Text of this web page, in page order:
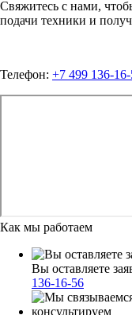
Свяжитесь с нами,
подачи техники и
Телефон: +7 499 136-
Как мы работаем
Вы оставляете
136-16-56